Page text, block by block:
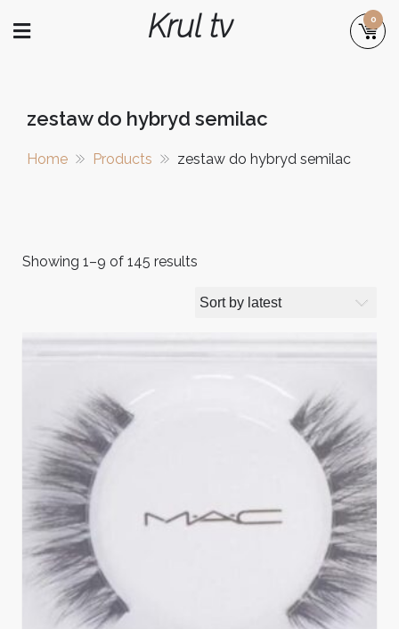
Krul tv 0
zestaw do hybryd semilac
Home Products zestaw do hybryd semilac
Showing 1–9 of 145 results